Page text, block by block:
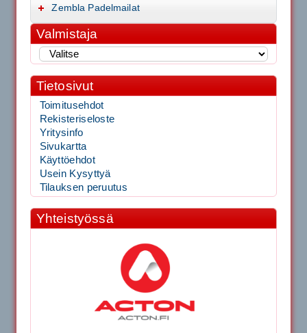
Zembla Padelmailat
Valmistaja
Tietosivut
Toimitusehdot
Rekisteriseloste
Yritysinfo
Sivukartta
Käyttöehdot
Usein Kysyttyä
Tilauksen peruutus
Yhteistyössä